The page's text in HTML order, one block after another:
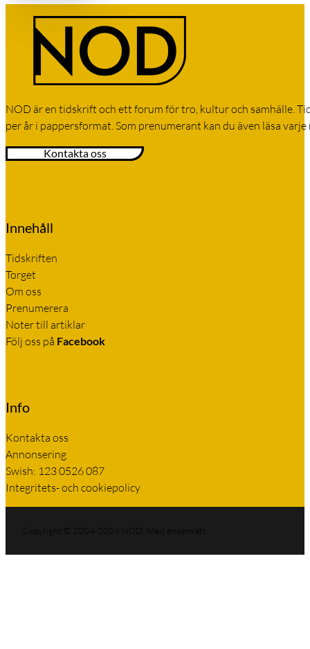
NOD är en tidskrift och ett forum för tro, kultur och samhälle.
per år i pappersformat. Som prenumerant kan du även läsa
Kontakta oss
Innehåll
Tidskriften
Torget
Om oss
Prenumerera
Noter till artiklar
Följ oss på Facebook
Info
Kontakta oss
Annonsering
Swish: 123 0526 087
Integritets- och cookiepolicy
Copyright © 2004-2026 NOD. Med ensamrätt.